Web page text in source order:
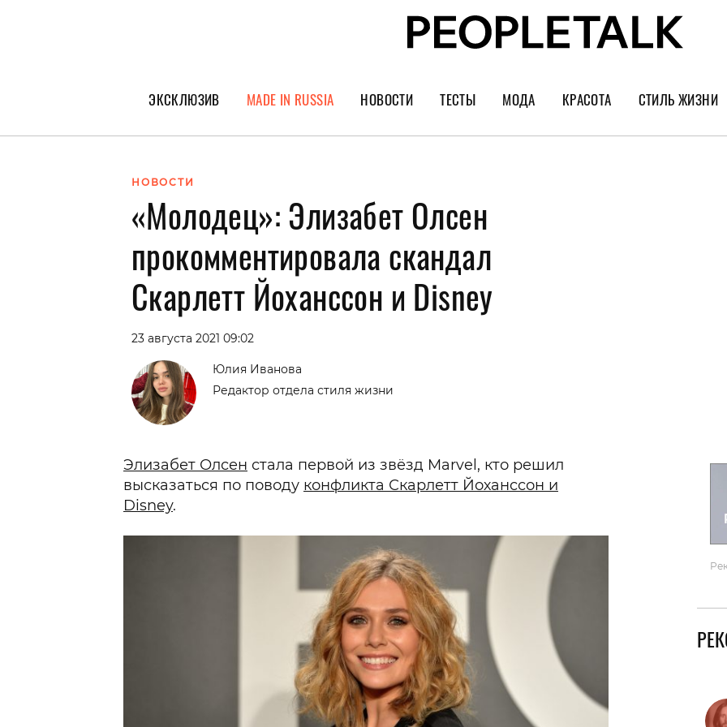
ЭКСКЛЮЗИВ
ГЕРОИ PEOPLETALK
ИНТЕРВЬЮ
ПОКОЛЕНИЕ
MADE IN RUSSIA НОВОСТИ ТЕСТЫ МОДА
Тренды
КРАСОТА
Уход за лицом
СТИЛЬ ЖИЗНИ
Культура
НОВОСТИ
«Молодец»: Элизабет Олсен
прокомментировала скандал
Скарлетт Йоханссон и Disney
23 августа 2021 09:02
Юлия Иванова
Редактор отдела стиля жизни
Элизабет Олсен стала первой из звёзд Marvel, кто решил
высказаться по поводу конфликта Скарлетт Йоханссон и
Disney.